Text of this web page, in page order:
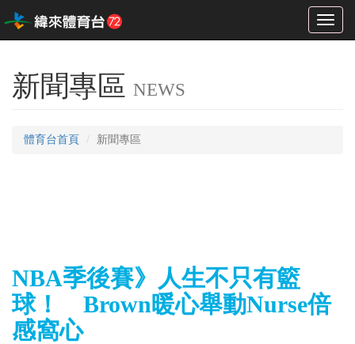
Toggle
新聞專區 NEWS
體育台首頁 新聞專區
NBA季後賽》人生不只有籃
球！ Brown暖心舉動Nurse倍
感窩心